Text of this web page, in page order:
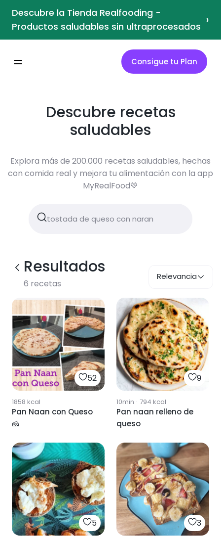
Descubre la Tienda Realfooding -
Productos saludables sin ultraprocesados ›
Consigue tu Plan
Descubre recetas
saludables
Explora más de 200.000 recetas saludables, hechas
con comida real y mejora tu alimentación con la app
MyRealFood💚
Resultados
6 recetas
Relevancia
52
1858 kcal
Pan Naan con Queso
🧀
9
10min · 794 kcal
Pan naan relleno de
queso
5 3